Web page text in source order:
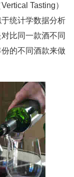
Tasting）
统计学数据分析
比同一款酒不同
的不同酒款来做